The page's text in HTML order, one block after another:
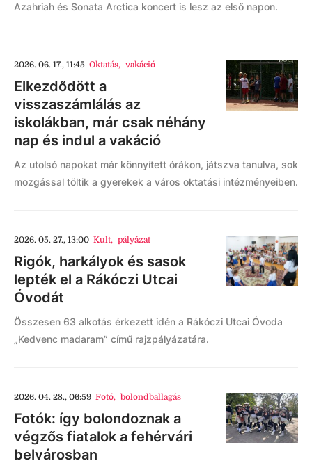
Azahriah és Sonata Arctica koncert is lesz az első napon.
2026. 06. 17., 11:45 Oktatás, vakáció
Elkezdődött a
visszaszámlálás az
iskolákban, már csak néhány
nap és indul a vakáció
Az utolsó napokat már könnyített órákon, játszva tanulva, sok
mozgással töltik a gyerekek a város oktatási intézményeiben.
2026. 05. 27., 13:00 Kult, pályázat
Rigók, harkályok és sasok
lepték el a Rákóczi Utcai
Óvodát
Összesen 63 alkotás érkezett idén a Rákóczi Utcai Óvoda
„Kedvenc madaram” című rajzpályázatára.
2026. 04. 28., 06:59 Fotó, bolondballagás
Fotók: így bolondoznak a
végzős fiatalok a fehérvári
belvárosban